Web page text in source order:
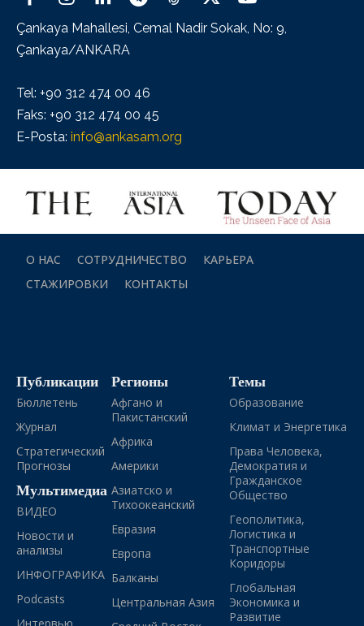
Çankaya Mahallesi, Cemal Nadir Sokak, No: 9,
Çankaya/ANKARA
Tel: +90 312 474 00 46
Faks: +90 312 474 00 45
E-Posta: info@ankasam.org
О НАС СОТРУДНИЧЕСТВО
КАРЬЕРА
СТАЖИРОВКИ
КОНТАКТЫ
Публикации
Бюллетень
Журнал
Стратегический
Прогнозы
Мультимедиа
ВИДЕО
Новости и
анализы
ИНФОГРАФИКА
Podcasts
Интервью
Регионы
Афгано и
Пакистанский
Африка
Америки
Азиатско и
Тихоокеанский
Евразия
Европа
Балканы
Центральная Азия
Темы
Образование
Климат и Энергетика
Права Человека,
Демократия и
Гражданское
Общество
Геополитика,
Логистика и
Транспортные
Коридоры
Глобальная
Экономика и
Развитие